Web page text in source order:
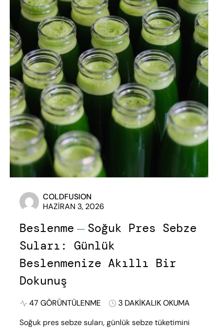
COLDFUSION
HAZIRAN 3, 2026
Beslenme
Soğuk Pres Sebze
Suları: Günlük
Beslenmenize Akıllı Bir
Dokunuş
47 GÖRÜNTÜLENME
3 DAKIKALIK OKUMA
Soğuk pres sebze suları, günlük sebze tüketimini